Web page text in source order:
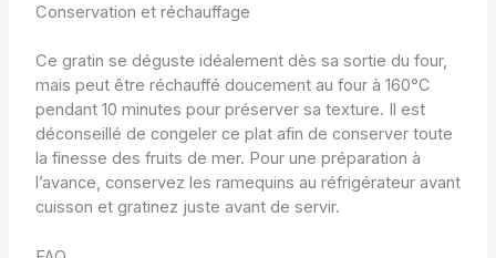
Conservation et réchauffage
Ce gratin se déguste idéalement dès sa sortie du four,
mais peut être réchauffé doucement au four à 160°C
pendant 10 minutes pour préserver sa texture. Il est
déconseillé de congeler ce plat afin de conserver toute
la finesse des fruits de mer. Pour une préparation à
l’avance, conservez les ramequins au réfrigérateur avant
cuisson et gratinez juste avant de servir.